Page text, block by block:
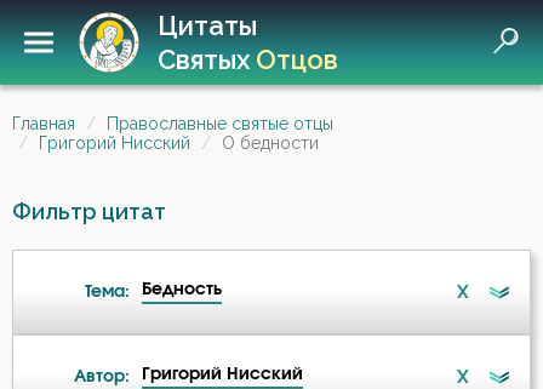
Цитаты
СвятыхОтцов
Главная
Православные святые отцы
Григорий Нисский
О бедности
Фильтр цитат
Тема: Бедность X
Автор: Григорий Нисский X